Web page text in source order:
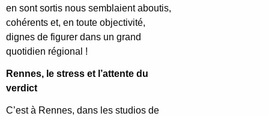
en sont sortis nous semblaient aboutis,
cohérents et, en toute objectivité,
dignes de figurer dans un grand
quotidien régional !
Rennes, le stress et l’attente du
verdict
C’est à Rennes, dans les studios de